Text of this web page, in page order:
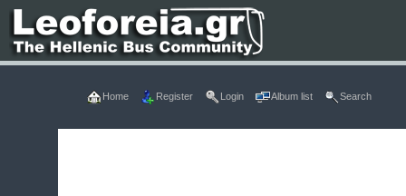
Home Register Login Album list Search